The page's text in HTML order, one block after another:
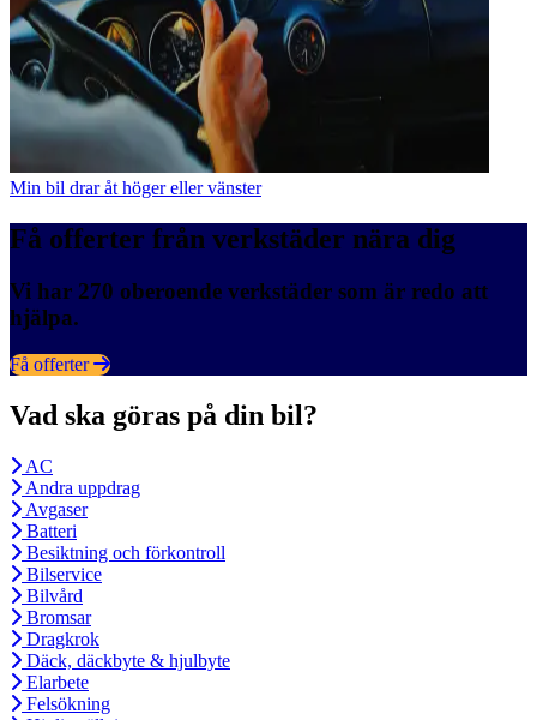
Min bil drar åt höger eller vänster
Få offerter från verkstäder nära dig
Vi har 270 oberoende verkstäder som är redo att
hjälpa.
Få offerter
Vad ska göras på din bil?
AC
Andra uppdrag
Avgaser
Batteri
Besiktning och förkontroll
Bilservice
Bilvård
Bromsar
Dragkrok
Däck, däckbyte & hjulbyte
Elarbete
Felsökning